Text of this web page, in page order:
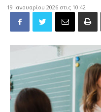
19 Ιανουαρίου 2026 στις 10:42